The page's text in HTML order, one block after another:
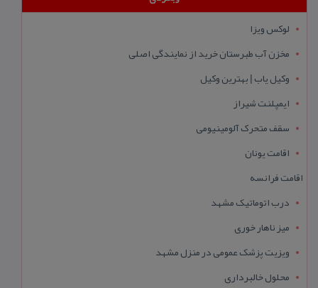
لوکس ویزا
مخزن آب طبرستان خرید از نمایندگی اصلی
وکیل یاب | بهترین وکیل
ایمپلنت شیراز
سقف متحرک آلومینیومی
اقامت یونان
اقامت فرانسه
درب اتوماتیک مشهد
میز ناهار خوری
ویزیت پزشک عمومی در منزل مشهد
محلول خالبرداری